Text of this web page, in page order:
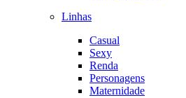
Linhas
Casual
Sexy
Renda
Personagens
Maternidade